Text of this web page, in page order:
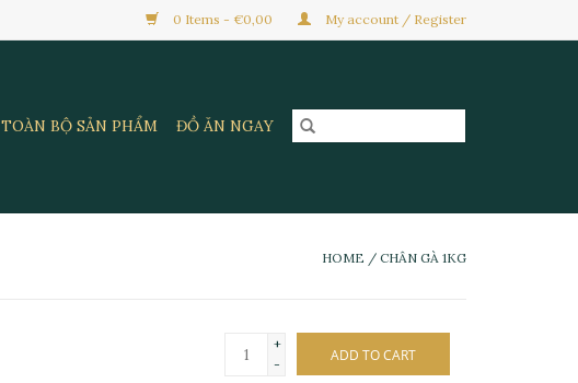
0 Items - €0,00 My account / Register
TOÀN BỘ SẢN PHẨM ĐỒ ĂN NGAY
HOME / CHÂN GÀ 1KG
+
-
ADD TO CART